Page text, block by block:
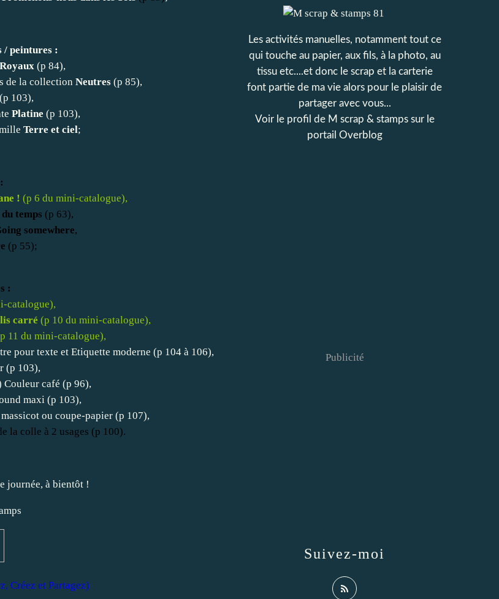
/ peintures :
Royaux (p 84),
de la collection Neutres (p 85),
103),
Platine (p 103),
Terre et ciel;
! (p 6 du mini-catalogue),
du temps (p 63),
somewhere,
(p 55);
:
catalogue),
carré (p 10 du mini-catalogue),
11 du mini-catalogue),
pour texte et Etiquette moderne (p 104 à 106),
(p 103),
Couleur café (p 96),
maxi (p 103),
ou coupe-papier (p 107),
la colle à 2 usages (p 100).
journée, à bientôt !
Créez et Partagez)
Les activités manuelles, notamment tout ce
qui touche au papier, aux fils, à la photo, au
tissu etc....et donc le scrap et la carterie
font partie de ma vie alors pour le plaisir de
partager avec vous...
Voir le profil de M scrap & stampssur le
portail Overblog
Suivez-moi
Publicité